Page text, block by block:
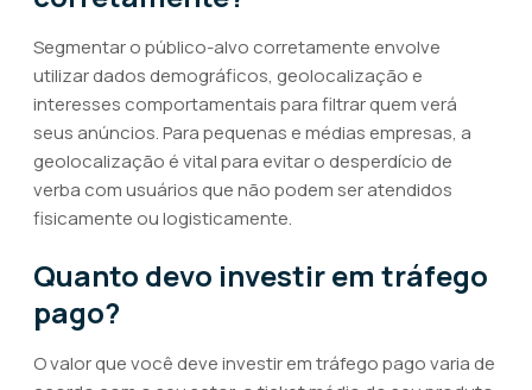
Segmentar o público-alvo corretamente envolve
utilizar dados demográficos, geolocalização e
interesses comportamentais para filtrar quem verá
seus anúncios. Para pequenas e médias empresas, a
geolocalização é vital para evitar o desperdício de
verba com usuários que não podem ser atendidos
fisicamente ou logisticamente.
Quanto devo investir em tráfego
pago?
O valor que você deve investir em tráfego pago varia de